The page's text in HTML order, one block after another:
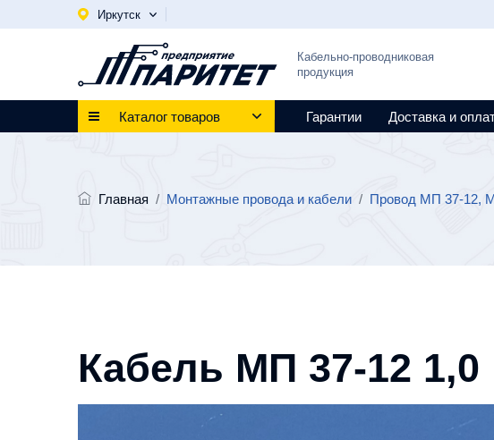
Иркутск
Кабельно-проводниковая
продукция
Каталог товаров Гарантии Доставка и
Главная / Монтажные провода и кабели / Провод МП 37-12,
Кабель МП 37-12 1,0